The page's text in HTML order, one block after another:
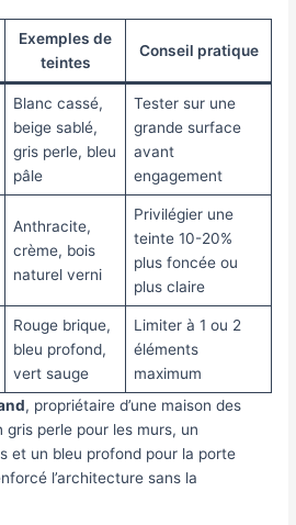
Exemples de
teintes
Conseil pratique
Blanc cassé,
beige sablé,
gris perle, bleu
pâle
Tester sur une
grande surface
avant
engagement
Anthracite,
crème, bois
naturel verni
Privilégier une
teinte 10-20%
plus foncée ou
plus claire
Rouge brique,
bleu profond,
vert sauge
Limiter à 1 ou 2
éléments
maximum
, propriétaire d’une maison des
gris perle pour les murs, un
et un bleu profond pour la porte
l’architecture sans la